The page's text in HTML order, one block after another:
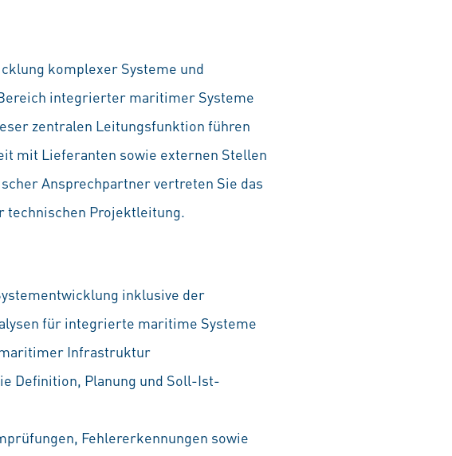
komplexer Systeme und
integrierter maritimer Systeme
zentralen Leitungsfunktion führen
mit Lieferanten sowie externen Stellen
Ansprechpartner vertreten Sie das
technischen Projektleitung.
inklusive der
für integrierte maritime Systeme
Infrastruktur
Definition, Planung und Soll-Ist-
Fehlererkennungen sowie